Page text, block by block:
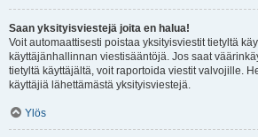
Saan yksityisviestejä joita en halua!
Voit automaattisesti poistaa yksityisviestit tietyltä
käyttäjänhallinnan viestisääntöjä. Jos saat
tietyltä käyttäjältä, voit raportoida viestit valvojille.
käyttäjiä lähettämästä yksityisviestejä.
Ylös